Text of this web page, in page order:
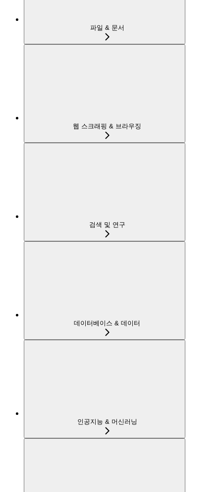
파일 & 문서
웹 스크래핑 & 브라우징
검색 및 연구
데이터베이스 & 데이터
인공지능 & 머신러닝